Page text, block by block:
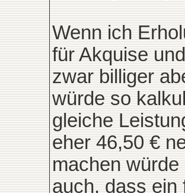
Wenn ich
für Akquise
zwar billiger
würde so
gleiche
eher 46,50 €
machen
auch, dass ein